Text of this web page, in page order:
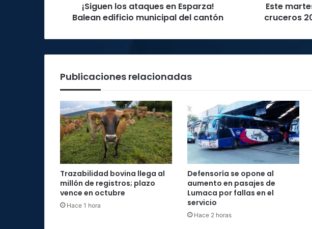
¡Siguen los ataques en Esparza!
Balean edificio municipal del cantón
Puntarenas
Este
cruceros
Publicaciones relacionadas
Trazabilidad bovina llega al
millón de registros; plazo
vence en octubre
Hace 1 hora
Defensoría se opone al
aumento en pasajes de
Lumaca por fallas en el
servicio
Hace 2 horas